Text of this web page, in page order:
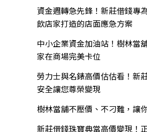
資金週轉急先鋒！新莊借錢專
飲店家打造的店面應急方案
中小企業資金加油站！樹林當
家在商場完美卡位
勞力士與名錶高價估估看！新
安全讓您尊榮變現
樹林當舖不壓價、不刁難，讓
新莊借錢珠寶典當高價變現！